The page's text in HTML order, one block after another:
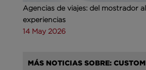
Agencias de viajes: del mostrador
experiencias
14 May 2026
MÁS NOTICIAS SOBRE: